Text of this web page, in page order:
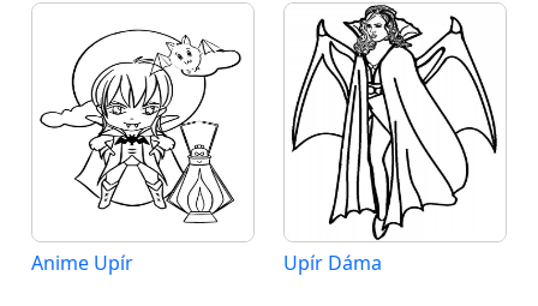
Anime Upír Upír Dáma